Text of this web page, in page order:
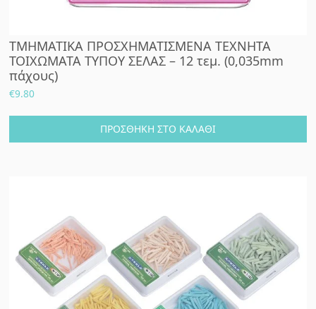
ΤΜΗΜΑΤΙΚΑ ΠΡΟΣΧΗΜΑΤΙΣΜΕΝΑ ΤΕΧΝΗΤΑ
ΤΟΙΧΩΜΑΤΑ ΤΥΠΟΥ ΣΕΛΑΣ – 12 τεμ. (0,035mm
πάχους)
€9.80
ΠΡΟΣΘΉΚΗ ΣΤΟ ΚΑΛΆΘΙ